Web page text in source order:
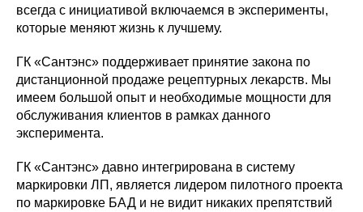
всегда с инициативой включаемся в эксперименты,
которые меняют жизнь к лучшему.
ГК «Сантэнс» поддерживает принятие закона по
дистанционной продаже рецептурных лекарств. Мы
имеем большой опыт и необходимые мощности для
обслуживания клиентов в рамках данного
эксперимента.
ГК «Сантэнс» давно интегрирована в систему
маркировки ЛП, является лидером пилотного проекта
по маркировке БАД и не видит никаких препятствий